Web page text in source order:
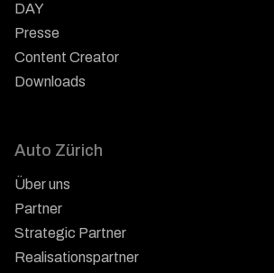
DAY
Presse
Content Creator
Downloads
Auto Zürich
Über uns
Partner
Strategic Partner
Realisationspartner